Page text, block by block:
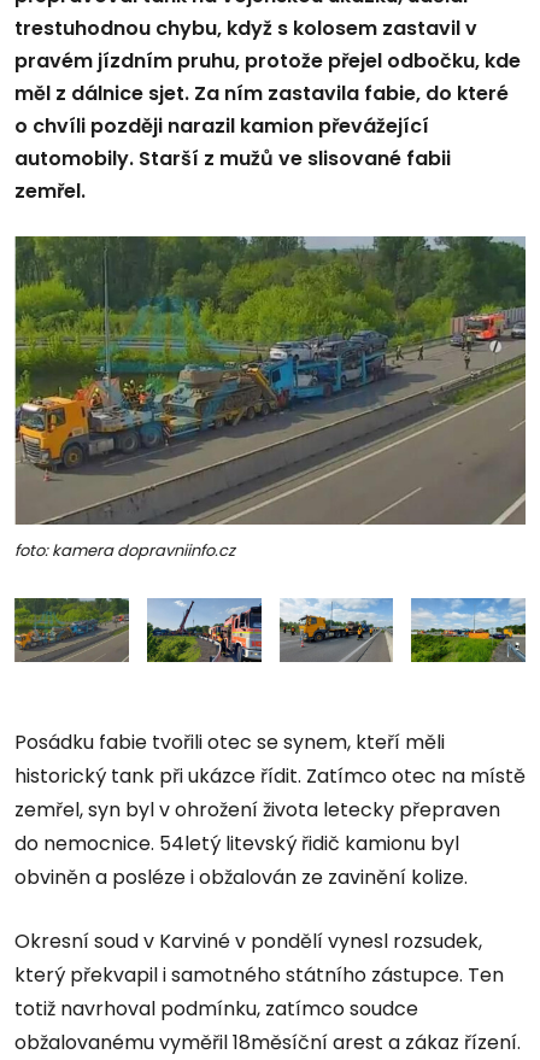
trestuhodnou chybu, když s kolosem zastavil v
pravém jízdním pruhu, protože přejel odbočku, kde
měl z dálnice sjet. Za ním zastavila fabie, do které
o chvíli později narazil kamion převážející
automobily. Starší z mužů ve slisované fabii
zemřel.
foto: kamera dopravniinfo.cz
Posádku fabie tvořili otec se synem, kteří měli
historický tank při ukázce řídit. Zatímco otec na místě
zemřel, syn byl v ohrožení života letecky přepraven
do nemocnice. 54letý litevský řidič kamionu byl
obviněn a posléze i obžalován ze zavinění kolize.
Okresní soud v Karviné v pondělí vynesl rozsudek,
který překvapil i samotného státního zástupce. Ten
totiž navrhoval podmínku, zatímco soudce
obžalovanému vyměřil 18měsíční arest a zákaz řízení.